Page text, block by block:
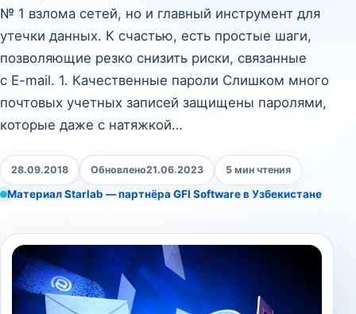
№ 1 взлома сетей, но и главный инструмент для
утечки данных. К счастью, есть простые шаги,
позволяющие резко снизить риски, связанные
с E-mail. 1. Качественные пароли Слишком много
почтовых учетных записей защищены паролями,
которые даже с натяжкой…
28.09.2018 Обновлено21.06.2023 5 мин чтения
Материал Starlab — партнёра GFI Software в Узбекистане